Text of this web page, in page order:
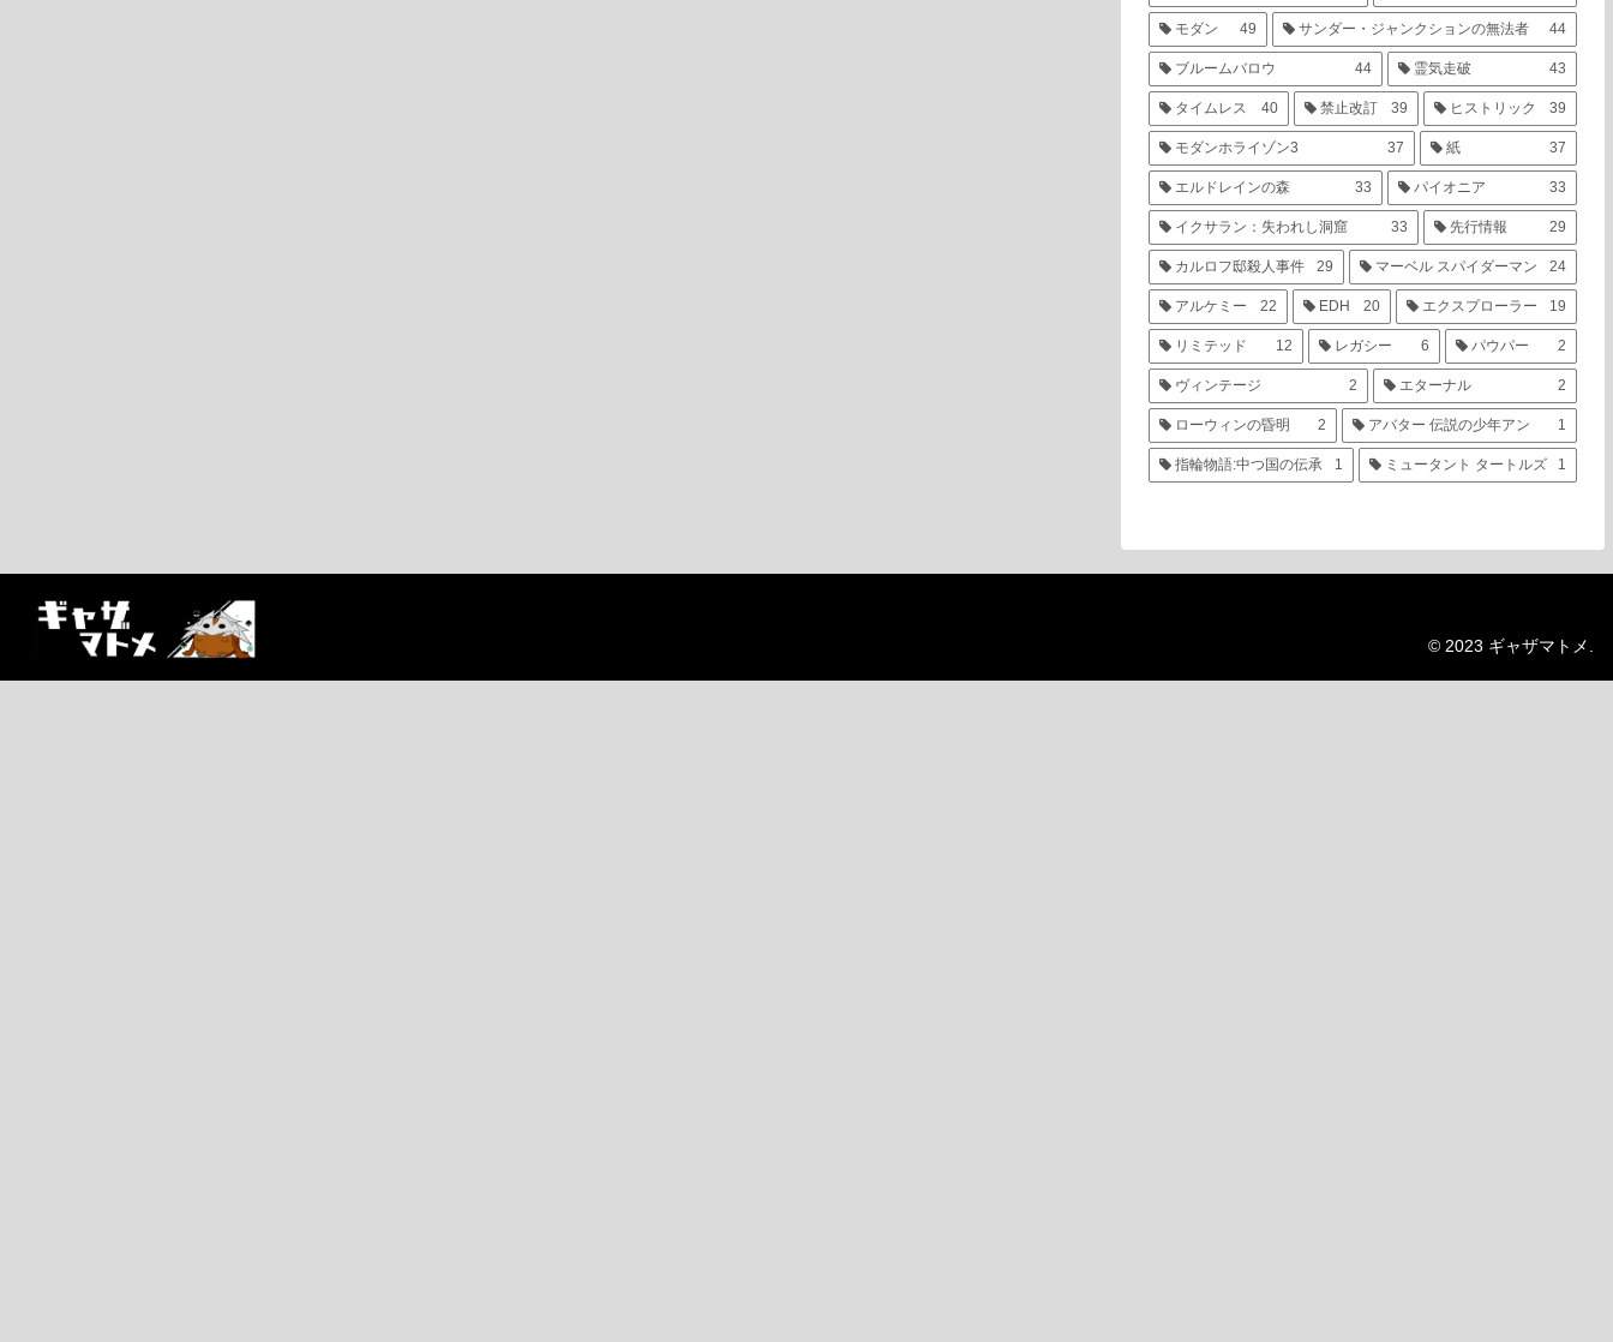
モダン 49 サンダー・ジャンクションの無法者 44
ブルームバロウ 44 霊気走破 43
タイムレス 40 禁止改訂 39 ヒストリック 39
モダンホライゾン3 37 紙 37
エルドレインの森 33 パイオニア 33
イクサラン：失われし洞窟 33 先行情報 29
カルロフ邸殺人事件 29 マーベル スパイダーマン 24
アルケミー 22 EDH 20 エクスプローラー 19
リミテッド 12 レガシー 6 パウパー 2
ヴィンテージ 2 エターナル 2
ローウィンの昏明 2 アバター 伝説の少年アン 1
指輪物語:中つ国の伝承 1 ミュータント タートルズ 1
© 2023 ギャザマトメ.